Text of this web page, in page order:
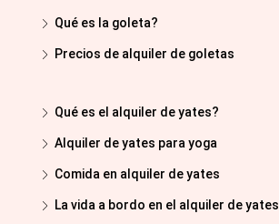
Qué es la goleta?
Precios de alquiler de goletas
Qué es el alquiler de yates?
Alquiler de yates para yoga
Comida en alquiler de yates
La vida a bordo en el alquiler de yates